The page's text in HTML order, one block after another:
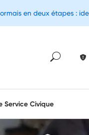
Service Civique
en deux étapes :